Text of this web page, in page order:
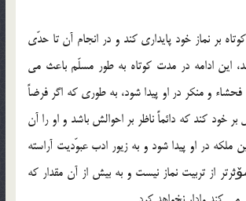
بر نماز خود پایداری كند و در انجام آن تا حدّی
این ادامه در مدت كوتاه به طور مسلّم باعث می
و منكر در او پیدا شود، به طوری كه اگر فرضاً
خود كند كه دائماً ناظر بر احوالش باشد و او را آن
ملكه در او پیدا شود و به زیور ادب عبوّدیت آراسته
از تربیت نماز نیست و به بیش از آن مقدار كه